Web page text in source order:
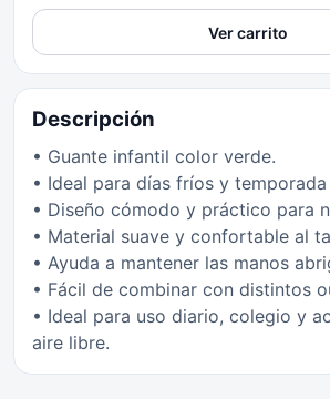
Ver carrito
Descripción
• Guante infantil color verde.
• Ideal para días fríos y
• Diseño cómodo y práctico para
• Material suave y confortable al
• Ayuda a mantener las manos
• Fácil de combinar con distintos
• Ideal para uso diario, colegio y
aire libre.